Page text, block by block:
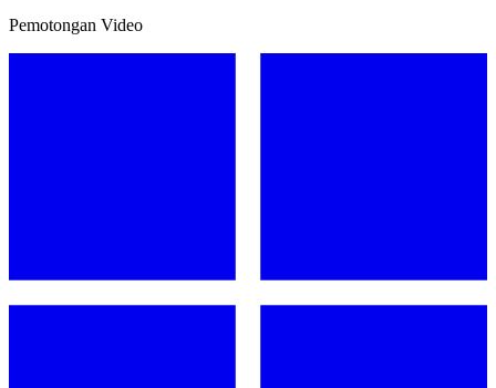
Pemotongan Video